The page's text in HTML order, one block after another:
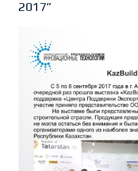
2017”